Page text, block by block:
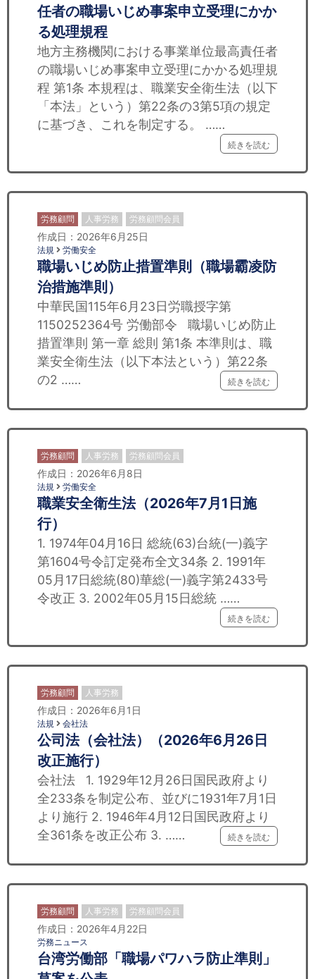
任者の職場いじめ事案申立受理にかか
る処理規程
地方主務機関における事業単位最高責任者
の職場いじめ事案申立受理にかかる処理規
程 第1条 本規程は、職業安全衛生法（以下
「本法」という）第22条の3第5項の規定
に基づき、これを制定する。 ……
続きを読む
労務顧問 人事労務 労務顧問会員
作成日：2026年6月25日
法規 労働安全
職場いじめ防止措置準則（職場霸凌防
治措施準則）
中華民国115年6月23日労職授字第
1150252364号 労働部令 職場いじめ防止
措置準則 第一章 総則 第1条 本準則は、職
業安全衛生法（以下本法という）第22条
の2 ……
続きを読む
労務顧問 人事労務 労務顧問会員
作成日：2026年6月8日
法規 労働安全
職業安全衛生法（2026年7月1日施
行）
1. 1974年04月16日 総統(63)台統(一)義字
第1604号令訂定発布全文34条 2. 1991年
05月17日総統(80)華総(一)義字第2433号
令改正 3. 2002年05月15日総統 ……
続きを読む
労務顧問 人事労務
作成日：2026年6月1日
法規 会社法
公司法（会社法）（2026年6月26日
改正施行）
会社法 1. 1929年12月26日国民政府より
全233条を制定公布、並びに1931年7月1日
より施行 2. 1946年4月12日国民政府より
全361条を改正公布 3. ……
続きを読む
労務顧問 人事労務 労務顧問会員
作成日：2026年4月22日
労務ニュース
台湾労働部「職場パワハラ防止準則」